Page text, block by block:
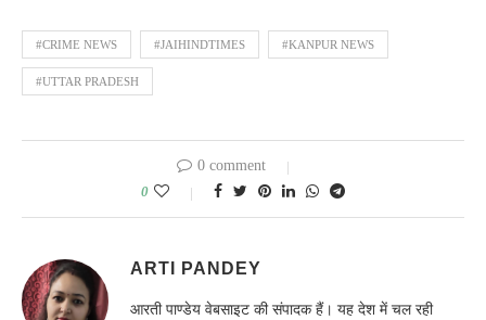
#CRIME NEWS #JAIHINDTIMES #KANPUR NEWS
#UTTAR PRADESH
0 comment
0
ARTI PANDEY
आरती पाण्डेय वेबसाइट की संपादक हैं। यह देश में चल रही